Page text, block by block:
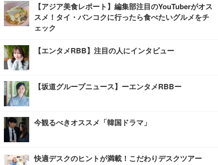
【アジア美食レポート】編集部注目のYouTuberがオス
スメ！タイ・バンコクに行ったら食べたいグルメをチ
ェック
【エンタメRBB】注目の人にインタビュー
【坂道グループニュース】ーエンタメRBBー
今観るべきオススメ「韓国ドラマ」
快適デスクのヒントが満載！こだわりデスクツアー